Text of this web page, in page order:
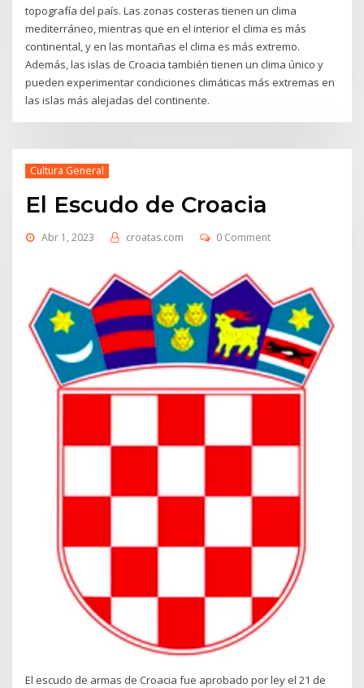
topografía del país. Las zonas costeras tienen un clima
mediterráneo, mientras que en el interior el clima es más
continental, y en las montañas el clima es más extremo.
Además, las islas de Croacia también tienen un clima único y
pueden experimentar condiciones climáticas más extremas en
las islas más alejadas del continente.
Cultura General
El Escudo de Croacia
Abr 1, 2023 croatas.com 0 Comment
El escudo de armas de Croacia fue aprobado por ley el 21 de